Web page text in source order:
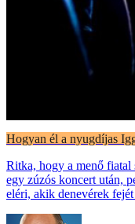
Hogyan él a nyugdíjas
Ritka, hogy a menő fiatal
egy zúzós koncert után,
eléri, akik denevérek